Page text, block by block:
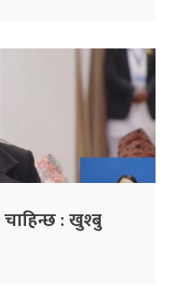
चाहिन्छ : खुश्बु